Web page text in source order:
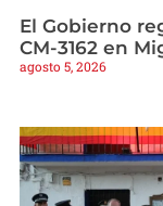
El Gobierno
CM-3162 en
agosto 5, 2026